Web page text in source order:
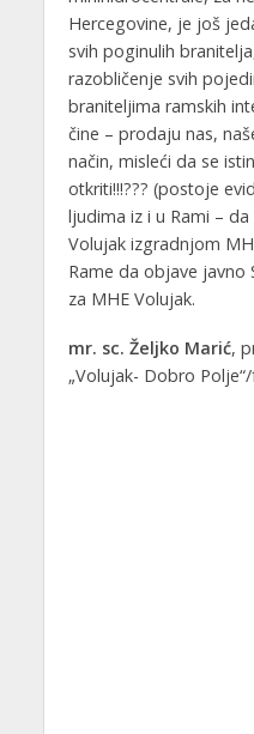
Hercegovine, je još
svih poginulih
razobličenje svih
braniteljima ramskih
čine – prodaju nas,
način, misleći da se
otkriti!!!??? (postoje
ljudima iz i u Rami –
Volujak izgradnjom
Rame da objave javno
za MHE Volujak.
mr. sc. Željko Marić,
„Volujak- Dobro